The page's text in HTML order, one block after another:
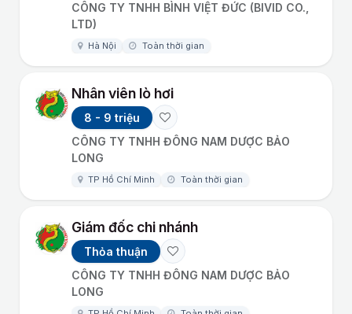
CÔNG TY TNHH BÌNH VIỆT ĐỨC (BIVID CO.,
LTD)
Hà Nội Toàn thời gian
Nhân viên lò hơi
8 - 9 triệu
CÔNG TY TNHH ĐÔNG NAM DƯỢC BẢO
LONG
TP Hồ Chí Minh Toàn thời gian
Giám đốc chi nhánh
Thỏa thuận
CÔNG TY TNHH ĐÔNG NAM DƯỢC BẢO
LONG